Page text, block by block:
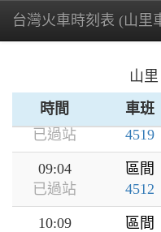
台灣火車時刻表 (山里
山
時間
車班
07:03
已過站
區間
4508
4517
07:29
已過站
區間
4519
09:04
已過站
區間
4512
10:09
區間